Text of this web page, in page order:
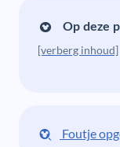
Op deze
[verberg inhoud]
Foutje